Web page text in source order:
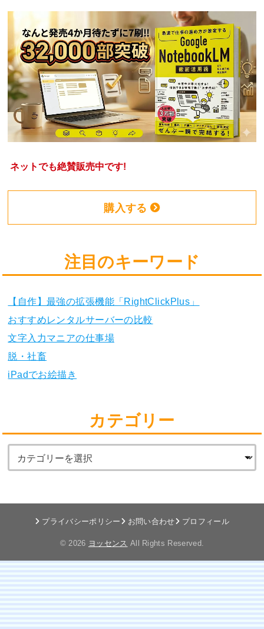
ネットでも絶賛販売中です!
購入する
注目のキーワード
【自作】最強の拡張機能「RightClickPlus」
おすすめレンタルサーバーの比較
文字入力マニアの仕事場
脱・社畜
iPadでお絵描き
カテゴリー
プライバシーポリシー お問い合わせ プロフィール
© 2026 ヨッセンス All Rights Reserved.